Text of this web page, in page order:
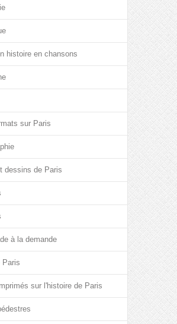
histoire en chansons
sur Paris
dessins de Paris
à la demande
Paris
sur l'histoire de Paris